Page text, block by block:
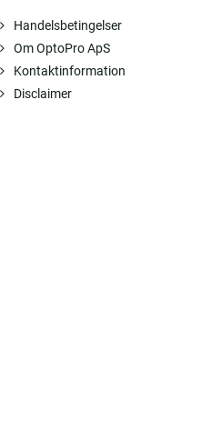
Handelsbetingelser
Om OptoPro ApS
Kontaktinformation
Disclaimer